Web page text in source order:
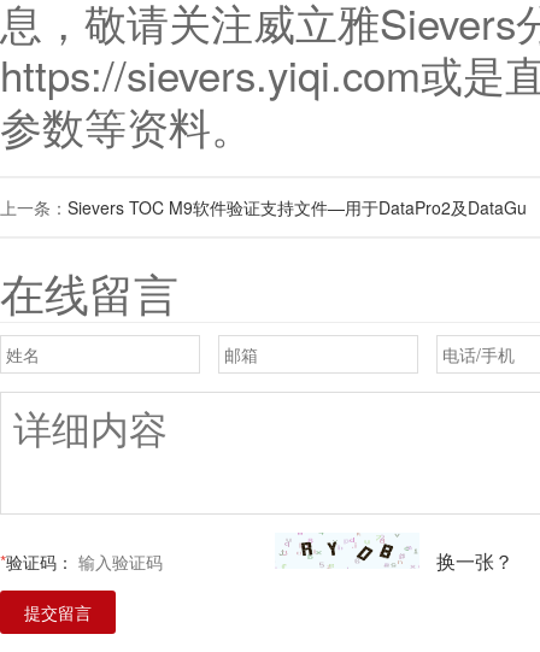
息，敬请关注威立雅
https://sievers.yiqi.com或是
参数等资料。
上一条： Sievers TOC M9软件验证支持文件—用于DataPro2及DataGu
在线留言
*验证码： 换一张？
提交留言